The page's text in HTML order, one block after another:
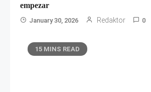
empezar
January 30, 2026 Redaktor 0
15 MINS READ